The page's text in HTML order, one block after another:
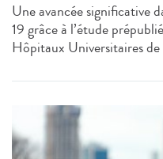
Une avancée significative
19 grâce à l’étude
Hôpitaux Universitaires